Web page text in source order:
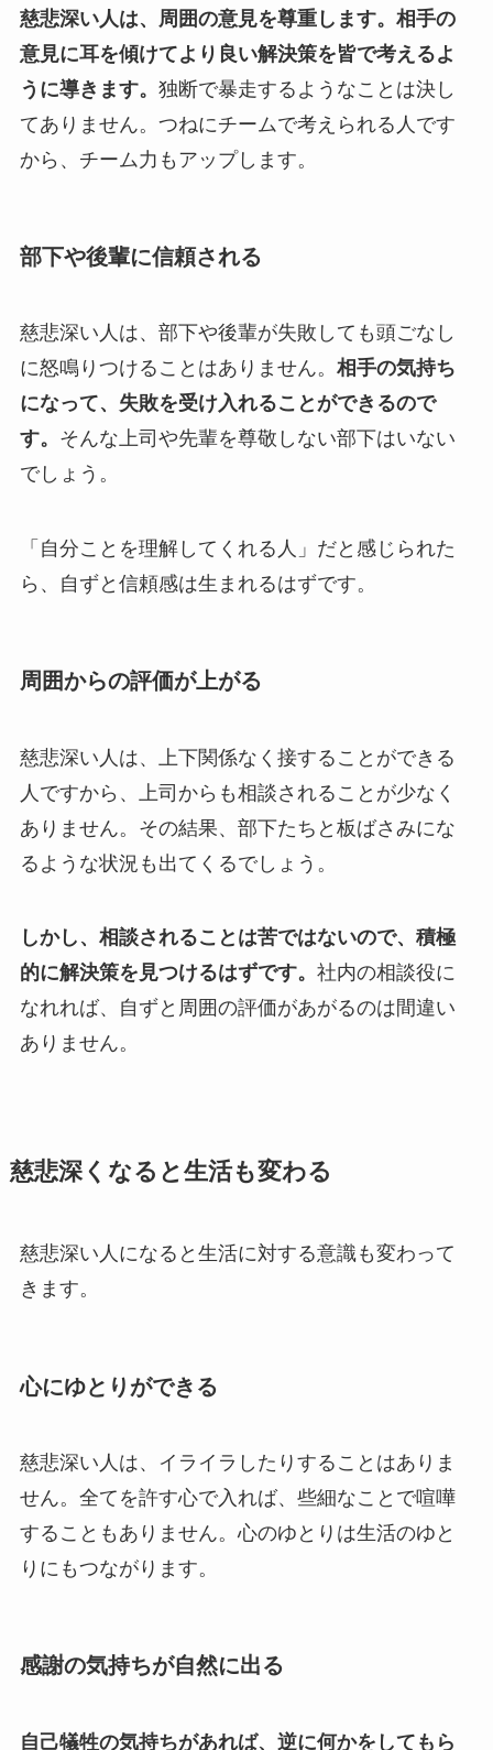
慈悲深い人は、周囲の意見を尊重します。相手の
意見に耳を傾けてより良い解決策を皆で考えるよ
うに導きます。 独断で暴走するようなことは決し
てありません。つねにチームで考えられる人です
から、チーム力もアップします。
部下や後輩に信頼される
慈悲深い人は、部下や後輩が失敗しても頭ごなし
に怒鳴りつけることはありません。 相手の気持ち
になって、失敗を受け入れることができるので
す。 そんな上司や先輩を尊敬しない部下はいない
でしょう。
「自分ことを理解してくれる人」だと感じられた
ら、自ずと信頼感は生まれるはずです。
周囲からの評価が上がる
慈悲深い人は、上下関係なく接することができる
人ですから、上司からも相談されることが少なく
ありません。その結果、部下たちと板ばさみにな
るような状況も出てくるでしょう。
しかし、相談されることは苦ではないので、積極
的に解決策を見つけるはずです。 社内の相談役に
なれれば、自ずと周囲の評価があがるのは間違い
ありません。
慈悲深くなると生活も変わる
慈悲深い人になると生活に対する意識も変わって
きます。
心にゆとりができる
慈悲深い人は、イライラしたりすることはありま
せん。全てを許す心で入れば、些細なことで喧嘩
することもありません。心のゆとりは生活のゆと
りにもつながります。
感謝の気持ちが自然に出る
自己犠牲の気持ちがあれば、逆に何かをしてもら